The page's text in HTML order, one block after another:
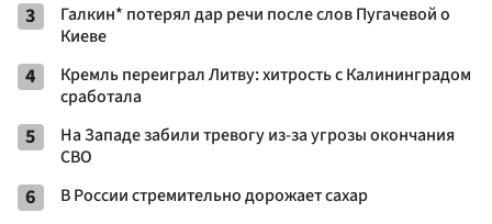
3
Галкин* потерял дар речи после слов Пугачевой о
Киеве
4
Кремль переиграл Литву: хитрость с Калининградом
сработала
5
На Западе забили тревогу из-за угрозы окончания
СВО
6 В России стремительно дорожает сахар